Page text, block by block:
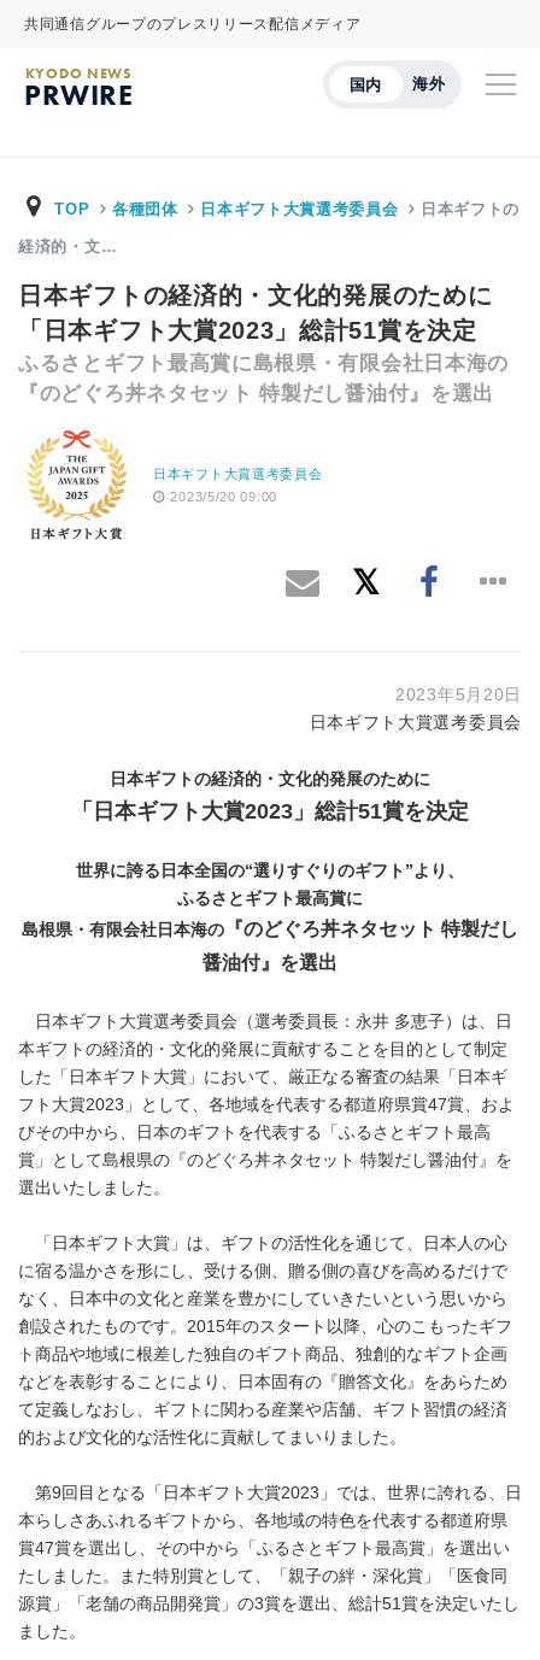
共同通信グループのプレスリリース配信メディア
国内 海外
KYODO NEWS
PRWIRE
TOP 各種団体 日本ギフト大賞選考委員会 日本ギフトの
経済的・文…
日本ギフトの経済的・文化的発展のために
「日本ギフト大賞2023」総計51賞を決定
ふるさとギフト最高賞に島根県・有限会社日本海の
『のどぐろ丼ネタセット 特製だし醤油付』を選出
日本ギフト大賞選考委員会
2023/5/20 09:00
2023年5月20日
日本ギフト大賞選考委員会
日本ギフトの経済的・文化的発展のために
「日本ギフト大賞2023 」総計51賞を決定
世界に誇る日本全国の“選りすぐりのギフト”より、
ふるさとギフト最高賞に
島根県・有限会社日本海の 『のどぐろ丼ネタセット 特製だし
醤油付 』 を選出
日本ギフト大賞選考委員会（選考委員長：永井 多恵子）は、日
本ギフトの経済的・文化的発展に貢献することを目的として制定
した「日本ギフト大賞」において、厳正なる審査の結果「日本ギ
フト大賞2023」として、各地域を代表する都道府県賞47賞、およ
びその中から、日本のギフトを代表する「ふるさとギフト最高
賞」として島根県の『のどぐろ丼ネタセット 特製だし醤油付』を
選出いたしました。
「日本ギフト大賞」は、ギフトの活性化を通じて、日本人の心
に宿る温かさを形にし、受ける側、贈る側の喜びを高めるだけで
なく、日本中の文化と産業を豊かにしていきたいという思いから
創設されたものです。2015年のスタート以降、心のこもったギフ
ト商品や地域に根差した独自のギフト商品、独創的なギフト企画
などを表彰することにより、日本固有の『贈答文化』をあらため
て定義しなおし、ギフトに関わる産業や店舗、ギフト習慣の経済
的および文化的な活性化に貢献してまいりました。
第9回目となる「日本ギフト大賞2023」では、世界に誇れる、日
本らしさあふれるギフトから、各地域の特色を代表する都道府県
賞47賞を選出し、その中から「ふるさとギフト最高賞」を選出い
たしました。また特別賞として、「親子の絆・深化賞」「医食同
源賞」「老舗の商品開発賞」の3賞を選出、総計51賞を決定いたし
ました。